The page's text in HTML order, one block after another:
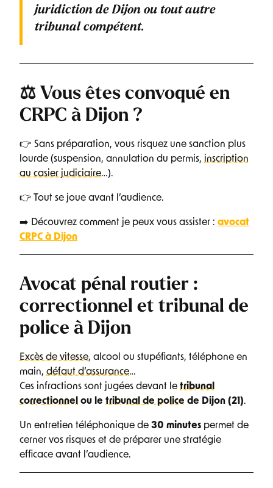
juridiction de Dijon ou tout autre
tribunal compétent.
⚖️ Vous êtes convoqué en
CRPC à Dijon ?
👉 Sans préparation, vous risquez une sanction plus
lourde (suspension, annulation du permis, inscription
au casier judiciaire…).
👉 Tout se joue avant l’audience.
➡️ Découvrez comment je peux vous assister : avocat
CRPC à Dijon
Avocat pénal routier :
correctionnel et tribunal de
police à Dijon
Excès de vitesse, alcool ou stupéfiants, téléphone en
main, défaut d’assurance…
Ces infractions sont jugées devant le tribunal
correctionnel ou le tribunal de police de Dijon (21).
Un entretien téléphonique de 30 minutes permet de
cerner vos risques et de préparer une stratégie
efficace avant l’audience.